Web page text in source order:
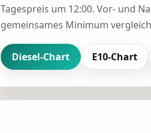
Tagespreis um 12:00. Vor- und
gemeinsames Minimum
Diesel-Chart E10-Chart